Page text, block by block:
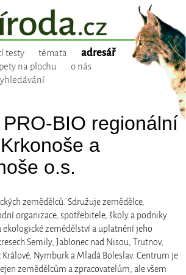
testy témata adresář
na plochu
o nás
BIO regionální
a
o.s.
zemědělců. Sdružuje zemědělce,
organizace, spotřebitele, školy a podniky
zemědělství a uplatnění jeho
Semily, Jablonec nad Nisou, Trutnov,
Králové, Nymburk a Mladá Boleslav. Centrum je
zemědělcům a zpracovatelům, ale všem